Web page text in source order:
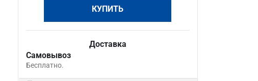
КУПИТЬ
Доставка
Самовывоз
Бесплатно.